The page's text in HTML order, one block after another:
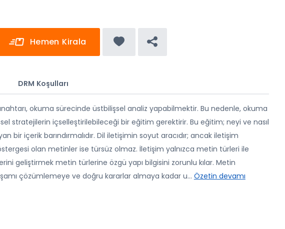
Hemen Kirala
DRM Koşulları
okuma sürecinde üstbilişsel analiz yapabilmektir. Bu nedenle, okuma
stratejilerin içselleştirilebileceği bir eğitim gerektirir. Bu eğitim; neyi ve nasıl
bir içerik barındırmalıdır. Dil iletişimin soyut aracıdır; ancak iletişim
olan metinler ise türsüz olmaz. İletişim yalnızca metin türleri ile
geliştirmek metin türlerine özgü yapı bilgisini zorunlu kılar. Metin
çözümlemeye ve doğru kararlar almaya kadar u... Özetin devamı